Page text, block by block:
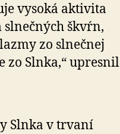
vysoká aktivita
škvŕn,
zo slnečnej
zo Slnka,“ upresnil
Slnka v trvaní